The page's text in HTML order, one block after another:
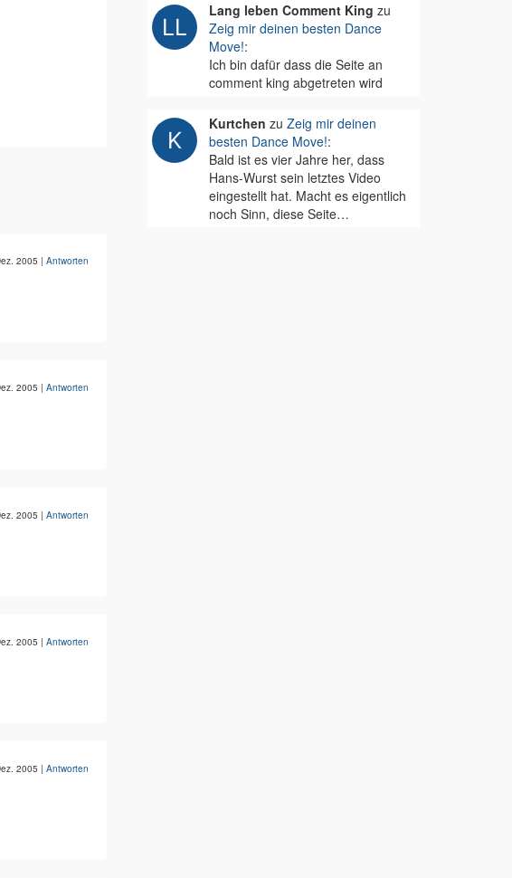
2005 | Antworten
2005 | Antworten
2005 | Antworten
2005 | Antworten
2005 | Antworten
Lang leben Comment King zu
Zeig mir deinen besten Dance
Move!:
Ich bin dafür dass die Seite an
comment king abgetreten wird
Kurtchen zu Zeig mir deinen
besten Dance Move!:
Bald ist es vier Jahre her, dass
Hans-Wurst sein letztes Video
eingestellt hat. Macht es eigentlich
noch Sinn, diese Seite…